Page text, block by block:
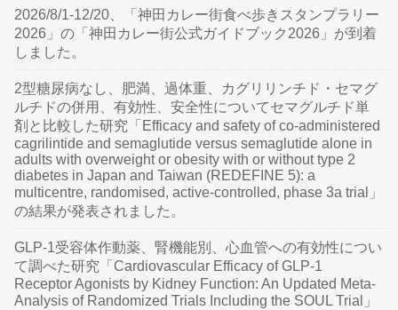
2026/8/1-12/20、「神田カレー街食べ歩きスタンプラリー
2026」の「神田カレー街公式ガイドブック2026」が到着
しました。
2型糖尿病なし、肥満、過体重、カグリリンチド・セマグ
ルチドの併用、有効性、安全性についてセマグルチド単
剤と比較した研究「Efficacy and safety of co-administered
cagrilintide and semaglutide versus semaglutide alone in
adults with overweight or obesity with or without type 2
diabetes in Japan and Taiwan (REDEFINE 5): a
multicentre, randomised, active-controlled, phase 3a trial」
の結果が発表されました。
GLP-1受容体作動薬、腎機能別、心血管への有効性につい
て調べた研究「Cardiovascular Efficacy of GLP-1
Receptor Agonists by Kidney Function: An Updated Meta-
Analysis of Randomized Trials Including the SOUL Trial」